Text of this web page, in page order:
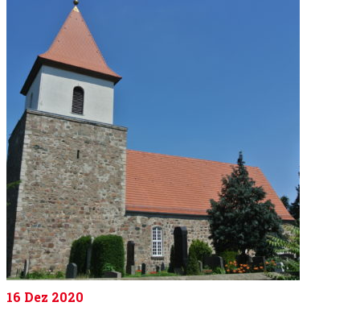
16 Dez 2020